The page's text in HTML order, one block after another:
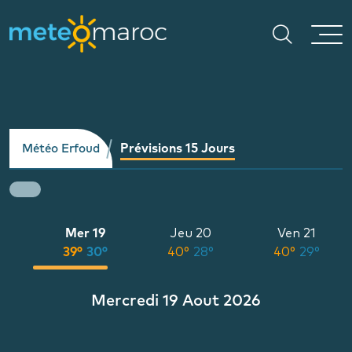
Météo Erfoud Prévisions 15 Jours
Mer 19
39° 30°
Jeu 20
40° 28°
Ven 21
40° 29°
Mercredi 19 Aout 2026